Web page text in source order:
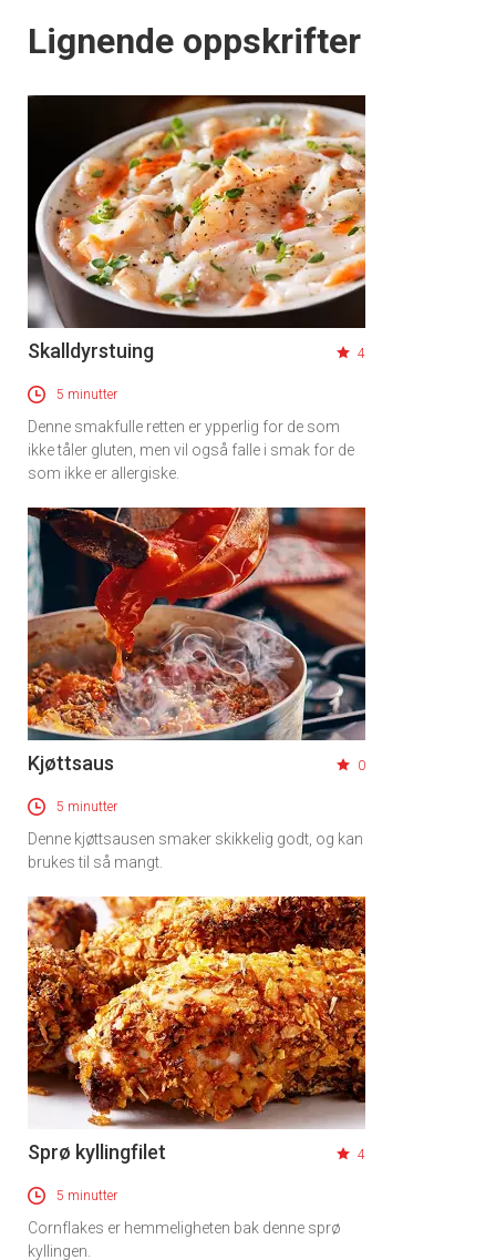
Lignende oppskrifter
Skalldyrstuing 4
5 minutter
Denne smakfulle retten er ypperlig for de som
ikke tåler gluten, men vil også falle i smak for de
som ikke er allergiske.
Kjøttsaus 0
5 minutter
Denne kjøttsausen smaker skikkelig godt, og kan
brukes til så mangt.
Sprø kyllingfilet 4
5 minutter
Cornflakes er hemmeligheten bak denne sprø
kyllingen.